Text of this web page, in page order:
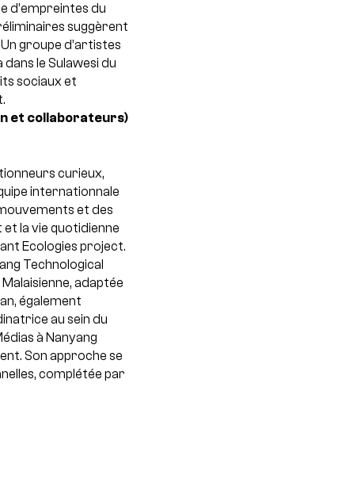
d’empreintes du
suggèrent
groupe d’artistes
le Sulawesi du
sociaux et
et collaborateurs)
curieux,
internationnale
et des
la vie quotidienne
Ecologies project.
Technological
adaptée
également
au sein du
à Nanyang
Son approche se
complétée par